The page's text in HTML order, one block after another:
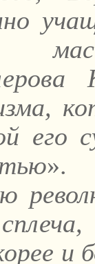
его
».
и